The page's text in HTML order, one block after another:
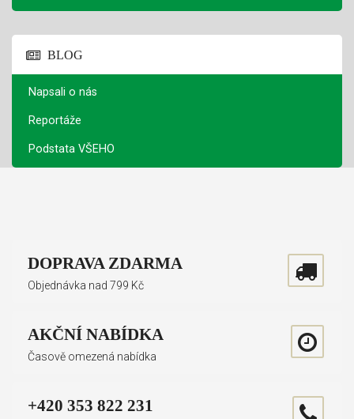
BLOG
Napsali o nás
Reportáže
Podstata VŠEHO
DOPRAVA ZDARMA
Objednávka nad 799 Kč
AKČNÍ NABÍDKA
Časově omezená nabídka
+420 353 822 231